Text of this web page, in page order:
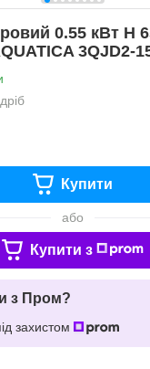
0.55 кВт H
3QJD2-
Купити
або
Купити з
з Пром?
захистом